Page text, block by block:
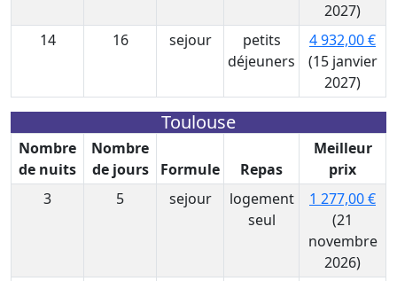
2027)
14
16 sejour
petits
déjeuners
4 932,00 €
(15 janvier
2027)
Toulouse
Nombre
de nuits
Nombre
de jours
Formule Repas
Meilleur
prix
3
5 sejour
logement
seul
1 277,00 €
(21
novembre
2026)